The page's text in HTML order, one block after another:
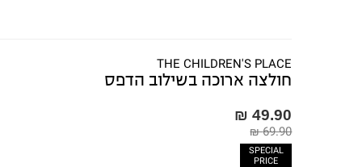
THE CHILDREN'S PLACE
חולצה ארוכה בשילוב הדפס
49.90 ₪
69.90 ₪
SPECIAL
PRICE